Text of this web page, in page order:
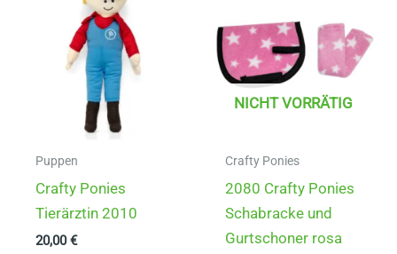
Puppen
Crafty Ponies
Tierärztin 2010
20,00€
NICHT VORRÄTIG
Crafty Ponies
2080 Crafty Ponies
Schabracke und
Gurtschoner rosa